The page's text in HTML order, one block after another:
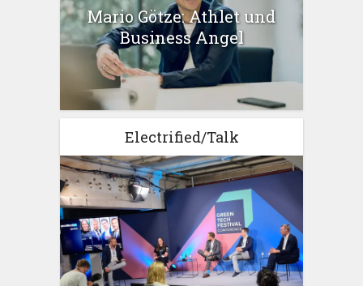
Mario Götze: Athlet und
Business Angel
Electrified/Talk